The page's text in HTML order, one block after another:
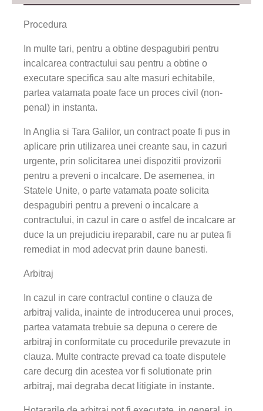
Procedura
In multe tari, pentru a obtine despagubiri pentru
incalcarea contractului sau pentru a obtine o
executare specifica sau alte masuri echitabile,
partea vatamata poate face un proces civil (non-
penal) in instanta.
In Anglia si Tara Galilor, un contract poate fi pus in
aplicare prin utilizarea unei creante sau, in cazuri
urgente, prin solicitarea unei dispozitii provizorii
pentru a preveni o incalcare. De asemenea, in
Statele Unite, o parte vatamata poate solicita
despagubiri pentru a preveni o incalcare a
contractului, in cazul in care o astfel de incalcare ar
duce la un prejudiciu ireparabil, care nu ar putea fi
remediat in mod adecvat prin daune banesti.
Arbitraj
In cazul in care contractul contine o clauza de
arbitraj valida, inainte de introducerea unui proces,
partea vatamata trebuie sa depuna o cerere de
arbitraj in conformitate cu procedurile prevazute in
clauza. Multe contracte prevad ca toate disputele
care decurg din acestea vor fi solutionate prin
arbitraj, mai degraba decat litigiate in instante.